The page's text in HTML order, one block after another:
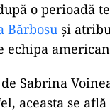
o perioadă
Bărbosu și
echipa
Sabrina
aceasta se